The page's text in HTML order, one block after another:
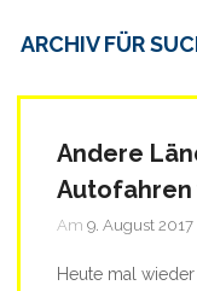
ARCHIV FÜR
Andere
Am 9. August 2017
Heute mal